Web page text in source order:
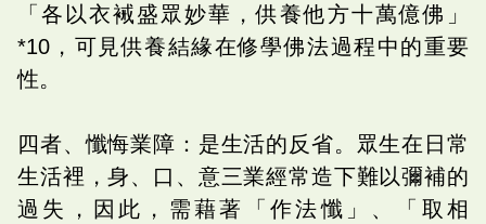
「各以衣裓盛眾妙華，供養他方十萬億佛」
*10，可見供養結緣在修學佛法過程中的重要
性。
四者、懺悔業障：是生活的反省。眾生在日常
生活裡，身、口、意三業經常造下難以彌補的
過失，因此，需藉著「作法懺」、「取相